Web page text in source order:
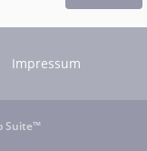
Impressum
Suite™